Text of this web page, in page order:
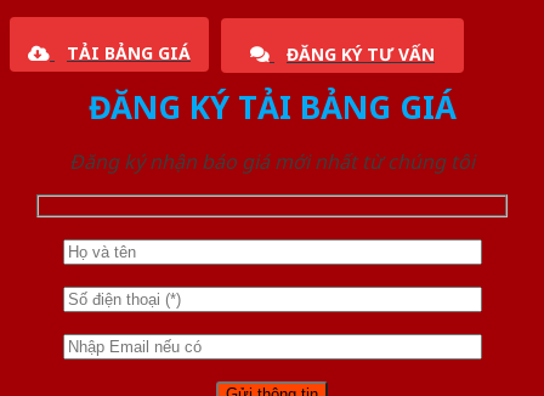
TẢI BẢNG GIÁ ĐĂNG KÝ TƯ VẤN
ĐĂNG KÝ TẢI BẢNG GIÁ
Đăng ký nhận báo giá mới nhất từ chúng tôi